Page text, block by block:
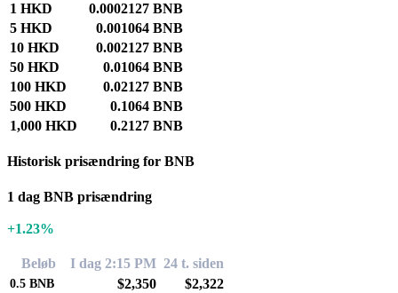
1 HKD
0.0002127 BNB
5 HKD
0.001064 BNB
10 HKD
0.002127 BNB
50 HKD
0.01064 BNB
100 HKD
0.02127 BNB
500 HKD
0.1064 BNB
1,000 HKD
0.2127 BNB
Historisk prisændring for BNB
1 dag BNB prisændring
+1.23%
Beløb I dag 2:15 PM 24 t. siden
0.5 BNB $2,350 $2,322